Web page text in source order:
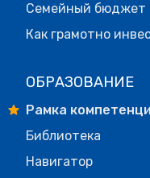
Семейный бюджет
Как грамотно
ОБРАЗОВАНИЕ
Рамка
Библиотека
Навигатор